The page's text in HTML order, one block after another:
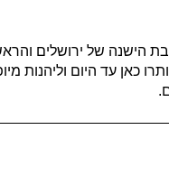
של ירושלים
כאן עד היום וליהנות